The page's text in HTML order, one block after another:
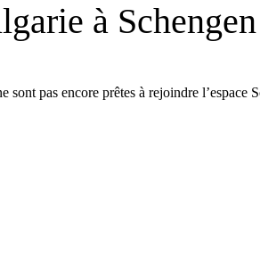
à Schengen
pas encore prêtes à rejoindre l’espace